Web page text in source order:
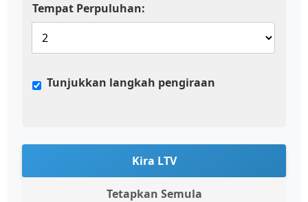
Tempat Perpuluhan:
Tunjukkan langkah pengiraan
Kira LTV
Tetapkan Semula